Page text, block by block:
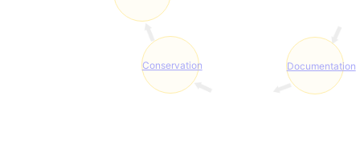
Documentation
Conservation